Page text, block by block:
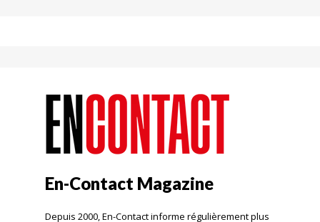
En-Contact Magazine
Depuis 2000, En-Contact informe régulièrement plus